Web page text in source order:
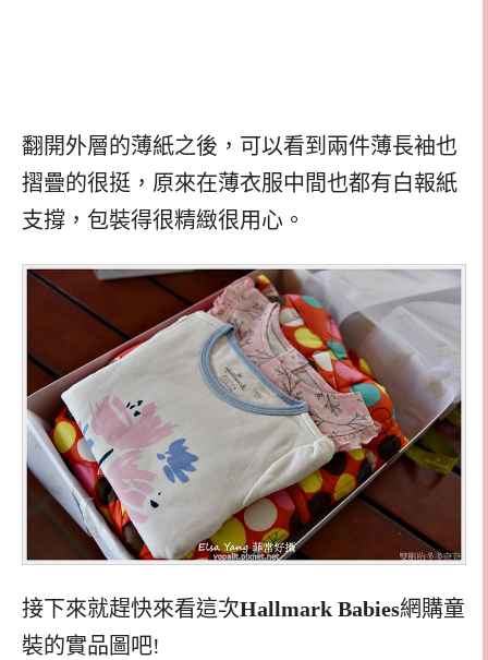
翻開外層的薄紙之後，可以看到兩件薄長袖也
摺疊的很挺，原來在薄衣服中間也都有白報紙
支撐，包裝得很精緻很用心。
接下來就趕快來看這次Hallmark Babies​​​​​​​網購童
裝的實品圖吧!